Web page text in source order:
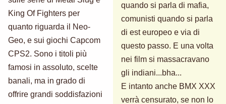
King Of Fighters per
quanto riguarda il Neo-
Geo, e sui giochi Capcom
CPS2. Sono i titoli più
famosi in assoluto, scelte
banali, ma in grado di
offrire grandi soddisfazioni
quando si parla di mafia,
comunisti quando si parla
di est europeo e via di
questo passo. E una volta
nei film si massacravano
gli indiani...bha...
E intanto anche BMX XXX
verrà censurato, se non lo